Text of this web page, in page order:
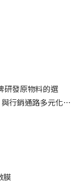
研發原物料的選
行銷通路多元化…
膜